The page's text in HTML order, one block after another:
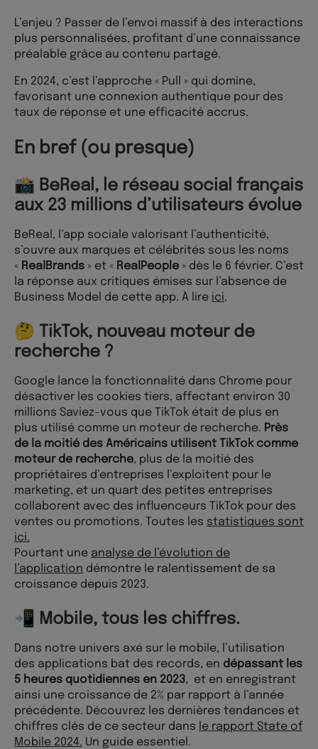
L’enjeu ? Passer de l’envoi massif à des interactions
plus personnalisées, profitant d’une connaissance
préalable grâce au contenu partagé.
En 2024, c’est l’approche « Pull » qui domine,
favorisant une connexion authentique pour des
taux de réponse et une efficacité accrus.
En bref (ou presque)
📸 BeReal, le réseau social français
aux 23 millions d’utilisateurs évolue
BeReal, l’app sociale valorisant l’authenticité,
s’ouvre aux marques et célébrités sous les noms
« RealBrands » et « RealPeople » dès le 6 février. C’est
la réponse aux critiques émises sur l’absence de
Business Model de cette app. À lire ici.
🤔 TikTok, nouveau moteur de
recherche ?
Google lance la fonctionnalité dans Chrome pour
désactiver les cookies tiers, affectant environ 30
millions Saviez-vous que TikTok était de plus en
plus utilisé comme un moteur de recherche. Près
de la moitié des Américains utilisent TikTok comme
moteur de recherche, plus de la moitié des
propriétaires d’entreprises l’exploitent pour le
marketing, et un quart des petites entreprises
collaborent avec des influenceurs TikTok pour des
ventes ou promotions. Toutes les statistiques sont
ici.
Pourtant une analyse de l’évolution de
l’application démontre le ralentissement de sa
croissance depuis 2023.
📲 Mobile, tous les chiffres.
Dans notre univers axé sur le mobile, l’utilisation
des applications bat des records, en dépassant les
5 heures quotidiennes en 2023, et en enregistrant
ainsi une croissance de 2% par rapport à l’année
précédente. Découvrez les dernières tendances et
chiffres clés de ce secteur dans le rapport State of
Mobile 2024. Un guide essentiel.